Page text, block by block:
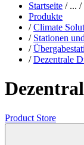
Startseite /... /
Produkte
/ Climate
/ Stationen
/
/ Dezentrale
Product Store